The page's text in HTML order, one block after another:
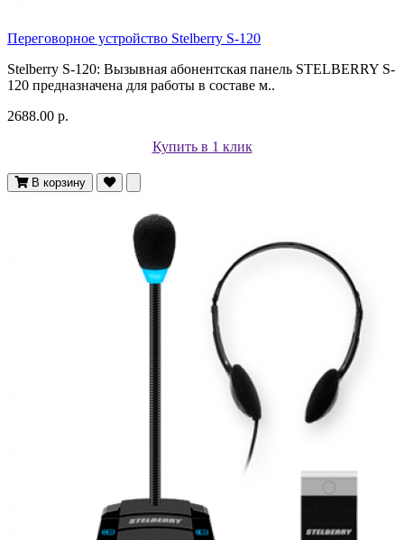
Переговорное устройство Stelberry S-120
Stelberry S-120: Вызывная абонентская панель STELBERRY S-
120 предназначена для работы в составе м..
2688.00 р.
Купить в 1 клик
В корзину